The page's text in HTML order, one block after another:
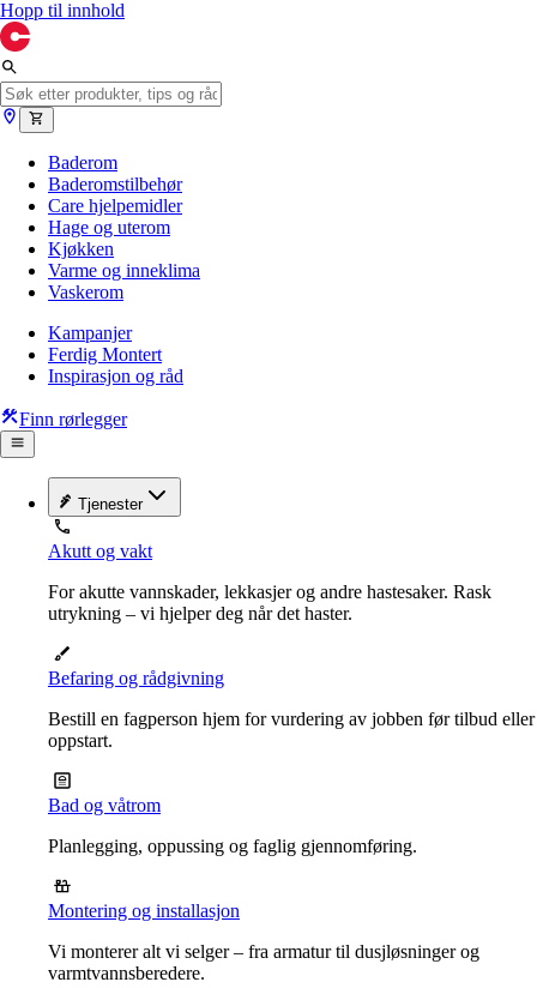
Hopp til innhold
Baderom
Baderomstilbehør
Care hjelpemidler
Hage og uterom
Kjøkken
Varme og inneklima
Vaskerom
Kampanjer
Ferdig Montert
Inspirasjon og råd
Finn rørlegger
Tjenester
Akutt og vakt
For akutte vannskader, lekkasjer og andre hastesaker. Rask
utrykning – vi hjelper deg når det haster.
Befaring og rådgivning
Bestill en fagperson hjem for vurdering av jobben før tilbud eller
oppstart.
Bad og våtrom
Planlegging, oppussing og faglig gjennomføring.
Montering og installasjon
Vi monterer alt vi selger – fra armatur til dusjløsninger og
varmtvannsberedere.